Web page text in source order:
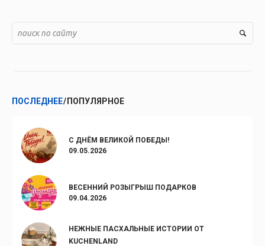
ПОСЛЕДНЕЕ ПОПУЛЯРНОЕ
С ДНЁМ ВЕЛИКОЙ ПОБЕДЫ!
09.05.2026
ВЕСЕННИЙ РОЗЫГРЫШ ПОДАРКОВ
09.04.2026
НЕЖНЫЕ ПАСХАЛЬНЫЕ ИСТОРИИ ОТ
KUCHENLAND